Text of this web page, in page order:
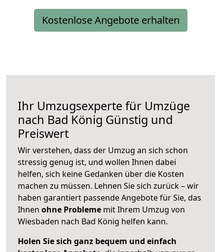
Kostenlose Angebote erhalten
Ihr Umzugsexperte für Umzüge
nach Bad König Günstig und
Preiswert
Wir verstehen, dass der Umzug an sich schon
stressig genug ist, und wollen Ihnen dabei
helfen, sich keine Gedanken über die Kosten
machen zu müssen. Lehnen Sie sich zurück – wir
haben garantiert passende Angebote für Sie, das
Ihnen ohne Probleme mit Ihrem Umzug von
Wiesbaden nach Bad König helfen kann.
Holen Sie sich ganz bequem und einfach